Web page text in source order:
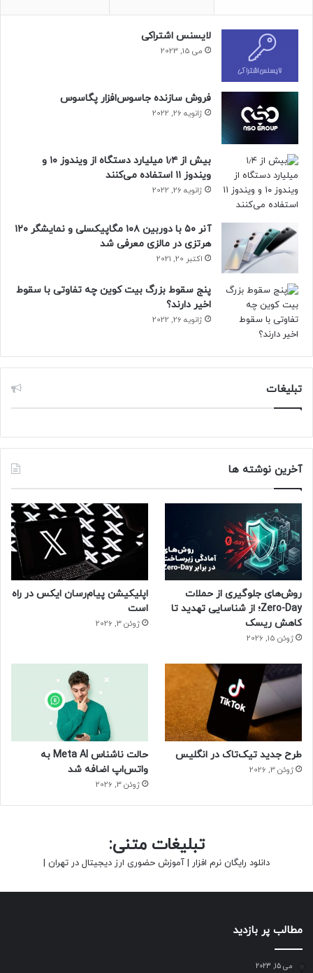
لایسنس اشتراکی
می 15, 2023
فروش سازنده جاسوس‌افزار پگاسوس
ژانویه 26, 2022
بیش از ۱٫۴ میلیارد دستگاه از ویندوز ۱۰ و
ویندوز ۱۱ استفاده می‌کنند
ژانویه 26, 2022
آنر ۵۰ با دوربین ۱۰۸ مگاپیکسلی و نمایشگر ۱۲۰
هرتزی در مالزی معرفی شد
اکتبر 20, 2021
پنج سقوط بزرگ بیت کوین چه تفاوتی با سقوط
اخیر دارند؟
ژانویه 26, 2022
تبلیغات
آخرین نوشته ها
روش‌های جلوگیری از حملات
Zero-Day؛ از شناسایی تهدید تا
کاهش ریسک
ژوئن 15, 2026
اپلیکیشن پیام‌رسان ایکس در راه
است
ژوئن 3, 2026
طرح جدید تیک‌تاک در انگلیس
ژوئن 3, 2026
حالت ناشناس Meta AI به
واتس‌اپ اضافه شد
ژوئن 3, 2026
تبلیغات متنی:
دانلود رایگان نرم افزار | آموزش حضوری ارز دیجیتال در تهران |
مطالب پر بازدید
می 15, 2023